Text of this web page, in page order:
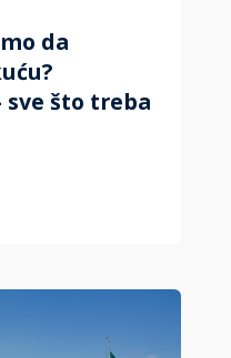
da
sve što treba